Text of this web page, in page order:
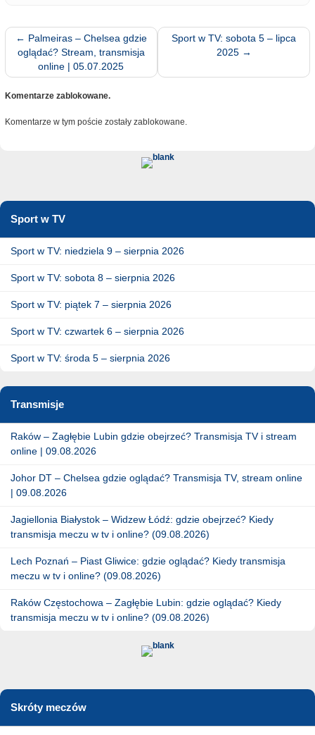
← Palmeiras – Chelsea gdzie
oglądać? Stream, transmisja
online | 05.07.2025
Sport w TV: sobota 5 – lipca
2025 →
Komentarze zablokowane.
Komentarze w tym poście zostały zablokowane.
Sport w TV
Sport w TV: niedziela 9 – sierpnia 2026
Sport w TV: sobota 8 – sierpnia 2026
Sport w TV: piątek 7 – sierpnia 2026
Sport w TV: czwartek 6 – sierpnia 2026
Sport w TV: środa 5 – sierpnia 2026
Transmisje
Raków – Zagłębie Lubin gdzie obejrzeć? Transmisja TV i stream
online | 09.08.2026
Johor DT – Chelsea gdzie oglądać? Transmisja TV, stream online
| 09.08.2026
Jagiellonia Białystok – Widzew Łódź: gdzie obejrzeć? Kiedy
transmisja meczu w tv i online? (09.08.2026)
Lech Poznań – Piast Gliwice: gdzie oglądać? Kiedy transmisja
meczu w tv i online? (09.08.2026)
Raków Częstochowa – Zagłębie Lubin: gdzie oglądać? Kiedy
transmisja meczu w tv i online? (09.08.2026)
Skróty meczów